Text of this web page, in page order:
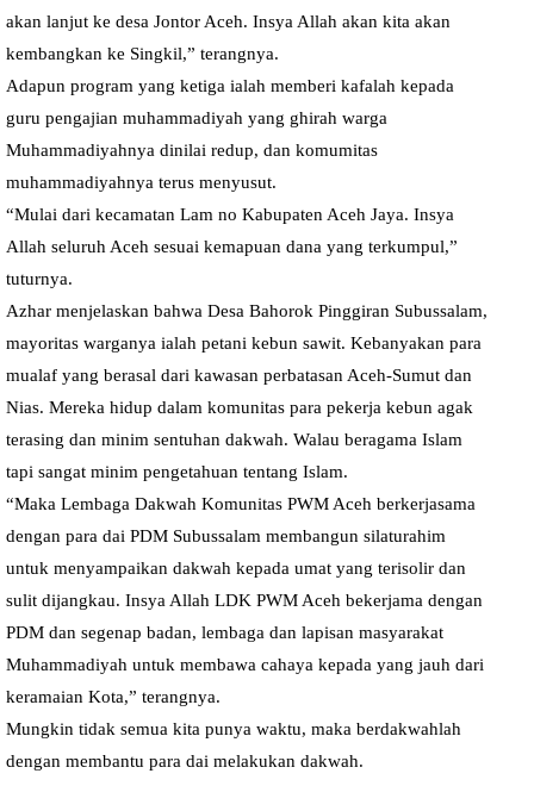
akan lanjut ke desa Jontor Aceh. Insya Allah akan kita akan
kembangkan ke Singkil,” terangnya.
Adapun program yang ketiga ialah memberi kafalah kepada
guru pengajian muhammadiyah yang ghirah warga
Muhammadiyahnya dinilai redup, dan komumitas
muhammadiyahnya terus menyusut.
“Mulai dari kecamatan Lam no Kabupaten Aceh Jaya. Insya
Allah seluruh Aceh sesuai kemapuan dana yang terkumpul,”
tuturnya.
Azhar menjelaskan bahwa Desa Bahorok Pinggiran Subussalam,
mayoritas warganya ialah petani kebun sawit. Kebanyakan para
mualaf yang berasal dari kawasan perbatasan Aceh-Sumut dan
Nias. Mereka hidup dalam komunitas para pekerja kebun agak
terasing dan minim sentuhan dakwah. Walau beragama Islam
tapi sangat minim pengetahuan tentang Islam.
“Maka Lembaga Dakwah Komunitas PWM Aceh berkerjasama
dengan para dai PDM Subussalam membangun silaturahim
untuk menyampaikan dakwah kepada umat yang terisolir dan
sulit dijangkau. Insya Allah LDK PWM Aceh bekerjama dengan
PDM dan segenap badan, lembaga dan lapisan masyarakat
Muhammadiyah untuk membawa cahaya kepada yang jauh dari
keramaian Kota,” terangnya.
Mungkin tidak semua kita punya waktu, maka berdakwahlah
dengan membantu para dai melakukan dakwah.